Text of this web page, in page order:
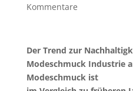
Kommentare
Der Trend zur
Modeschmuck Industrie
Modeschmuck ist